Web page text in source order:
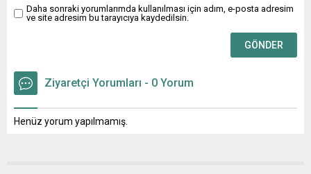
Daha sonraki yorumlarımda kullanılması için adım, e-posta adresim
ve site adresim bu tarayıcıya kaydedilsin.
Ziyaretçi Yorumları - 0 Yorum
Henüz yorum yapılmamış.